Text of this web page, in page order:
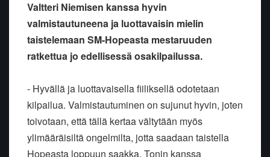
Valtteri Niemisen kanssa hyvin
valmistautuneena ja luottavaisin mielin
taistelemaan SM-Hopeasta mestaruuden
ratkettua jo edellisessä osakilpailussa.
- Hyvällä ja luottavaisella fiiliksellä odotetaan
kilpailua. Valmistautuminen on sujunut hyvin, joten
toivotaan, että tällä kertaa vältytään myös
ylimääräisiltä ongelmilta, jotta saadaan taistella
Hopeasta loppuun saakka. Tonin kanssa